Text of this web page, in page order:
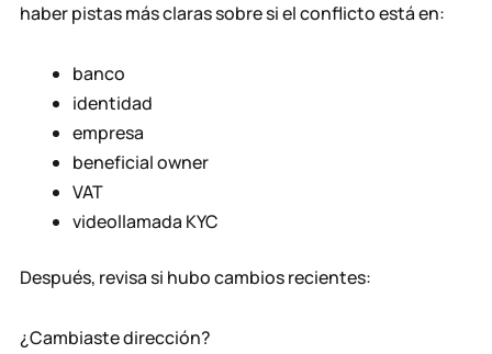
haber pistas más claras sobre si el conflicto está en:
banco
identidad
empresa
beneficial owner
VAT
videollamada KYC
Después, revisa si hubo cambios recientes:
¿Cambiaste dirección?